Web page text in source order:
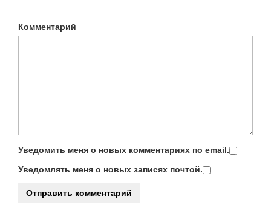
Комментарий
Уведомить меня о новых комментариях по email.
Уведомлять меня о новых записях почтой.